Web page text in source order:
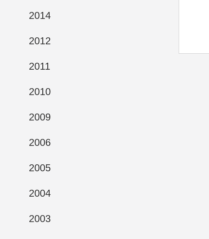
2014
2012
2011
2010
2009
2006
2005
2004
2003